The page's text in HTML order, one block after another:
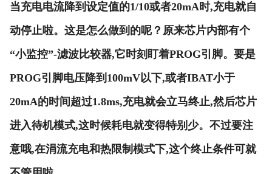
当充电电流降到设定值的1/10或者20mA时,充电就自
动停止啦。这是怎么做到的呢？原来芯片内部有个
“小监控”-滤波比较器,它时刻盯着PROG引脚。要是
PROG引脚电压降到100mV以下,或者IBAT小于
20mA的时间超过1.8ms,充电就会立马终止,然后芯片
进入待机模式,这时候耗电就变得特别少。不过要注
意哦,在涓流充电和热限制模式下,这个终止条件可就